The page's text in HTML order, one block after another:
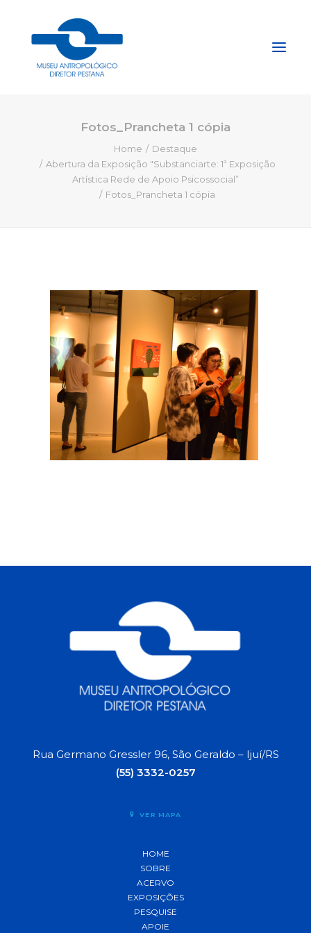
Conecte
Buscar
Fotos_Prancheta 1 cópia
Home
Destaque
Abertura da Exposição "Substanciarte: 1ª Exposição
Artística Rede de Apoio Psicossocial”
Fotos_Prancheta 1 cópia
Rua Germano Gressler 96, São Geraldo – Ijuí/RS
(55) 3332-0257
VER MAPA
HOME
SOBRE
ACERVO
EXPOSIÇÕES
PESQUISE
APOIE